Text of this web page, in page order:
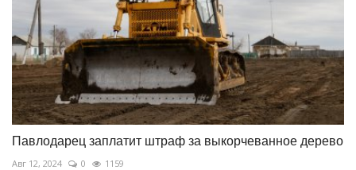
Павлодарец заплатит штраф за выкорчеванное дерево
Авг 12, 2024 0 1159